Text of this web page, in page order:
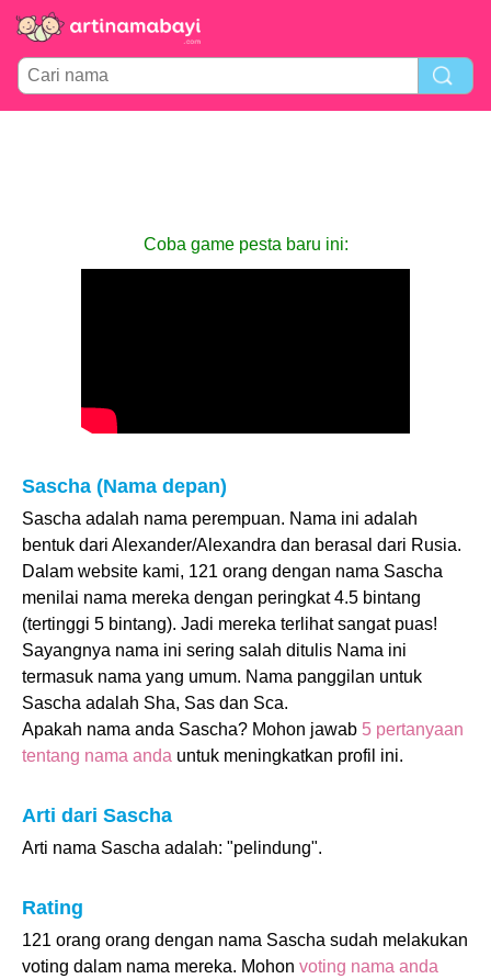
Coba game pesta baru ini:
Sascha (Nama depan)
Sascha adalah nama perempuan. Nama ini adalah
bentuk dari Alexander/Alexandra dan berasal dari Rusia.
Dalam website kami, 121 orang dengan nama Sascha
menilai nama mereka dengan peringkat 4.5 bintang
(tertinggi 5 bintang). Jadi mereka terlihat sangat puas!
Sayangnya nama ini sering salah ditulis Nama ini
termasuk nama yang umum. Nama panggilan untuk
Sascha adalah Sha, Sas dan Sca.
Apakah nama anda Sascha? Mohon jawab 5 pertanyaan
tentang nama anda untuk meningkatkan profil ini.
Arti dari Sascha
Arti nama Sascha adalah: "pelindung".
Rating
121 orang orang dengan nama Sascha sudah melakukan
voting dalam nama mereka. Mohon voting nama anda